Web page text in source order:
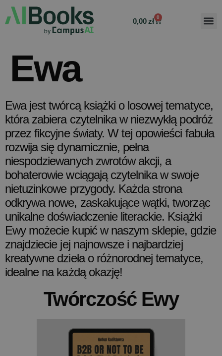
0,00zł 0
Ewa
Ewa jest twórcą książki o losowej tematyce,
która zabiera czytelnika w niezwykłą podróż
przez fikcyjne światy. W tej opowieści fabuła
rozwija się dynamicznie, pełna
niespodziewanych zwrotów akcji, a
bohaterowie wciągają czytelnika w swoje
nietuzinkowe przygody. Każda strona
odkrywa nowe, zaskakujące wątki, tworząc
unikalne doświadczenie literackie. Książki
Ewy możecie kupić w naszym sklepie, gdzie
znajdziecie jej najnowsze i najbardziej
kreatywne dzieła o różnorodnej tematyce,
idealne na każdą okazję!
Twórczość Ewy